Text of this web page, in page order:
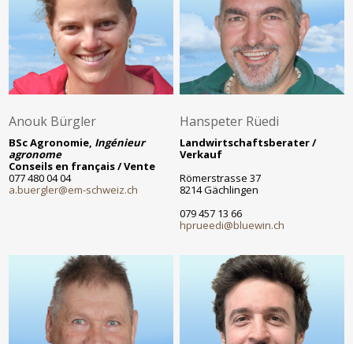
Anouk Bürgler
BSc Agronomie, Ingénieur
agronome
Conseils en français / Vente
077 480 04 04
a.buergler@em-schweiz.ch
Hanspeter Rüedi
Landwirtschaftsberater /
Verkauf
Römerstrasse 37
8214 Gächlingen
079 457 13 66
hprueedi@bluewin.ch